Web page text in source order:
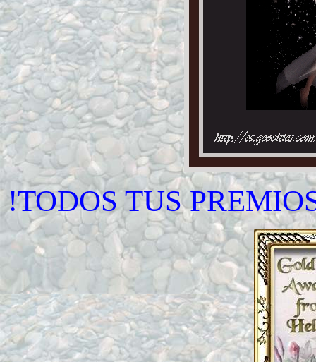
!TODOS TUS